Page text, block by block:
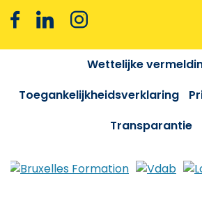
Wettelijke
Toegankelijkheidsverklaring
Transparantie